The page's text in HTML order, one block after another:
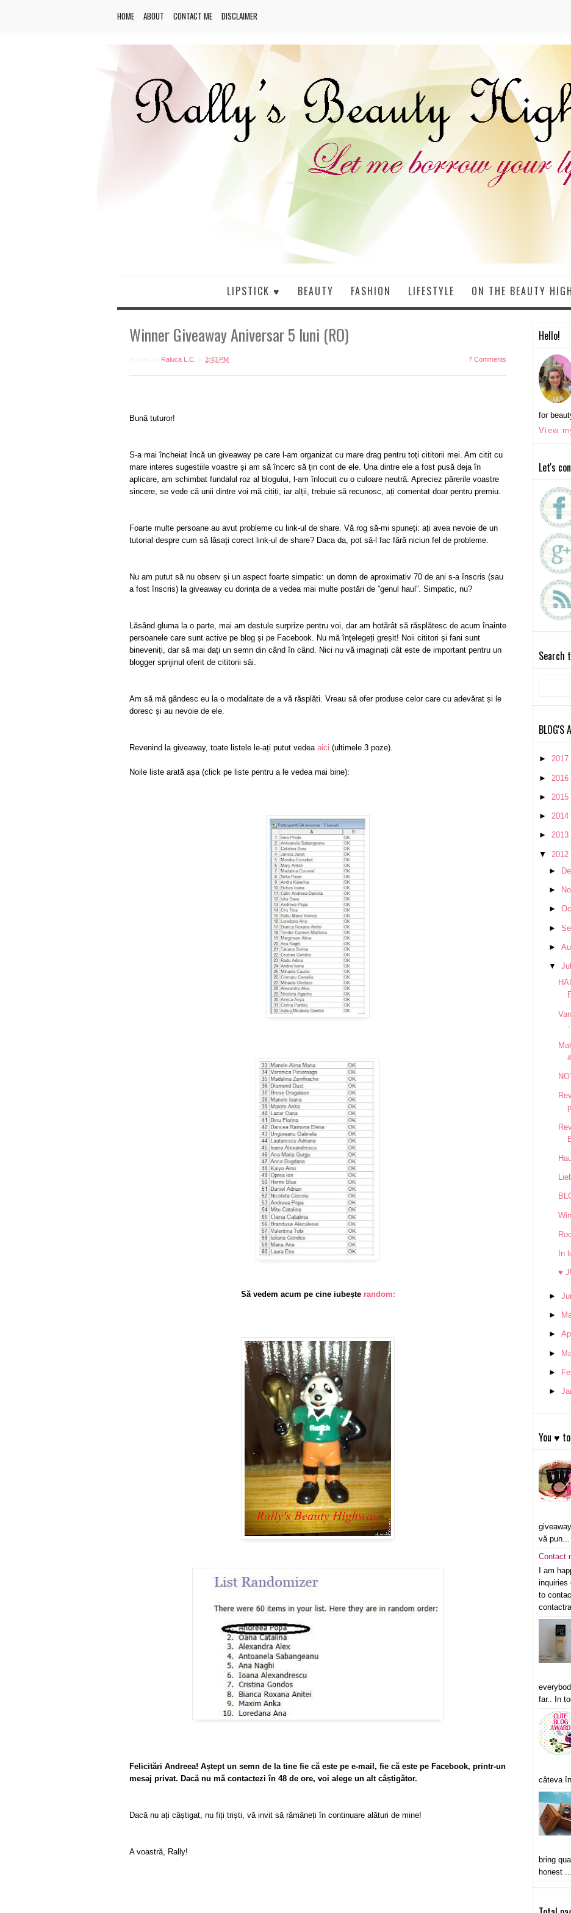
HOME ABOUT CONTACT ME DISCLAIMER
LIPSTICK ♥ BEAUTY FASHION LIFESTYLE ON THE BEAUTY
Winner Giveaway Aniversar 5 luni (RO)
Raluca L.C. 3:43 PM 7 Comments
Bună tuturor!
S-a mai încheiat încă un giveaway pe care l-am organizat cu mare drag pentru toți cititorii mei. Am citit cu
mare interes sugestiile voastre și am să încerc să țin cont de ele. Una dintre ele a fost pusă deja în
aplicare, am schimbat fundalul roz al blogului, l-am înlocuit cu o culoare neutră. Apreciez părerile voastre
sincere, se vede că unii dintre voi mă citiți, iar alții, trebuie să recunosc, ați comentat doar pentru premiu.
Foarte multe persoane au avut probleme cu link-ul de share. Vă rog să-mi spuneți: ați avea nevoie de un
tutorial despre cum să lăsați corect link-ul de share? Daca da, pot să-l fac fără niciun fel de probleme.
Nu am putut să nu observ și un aspect foarte simpatic: un domn de aproximativ 70 de ani s-a înscris (sau
a fost înscris) la giveaway cu dorința de a vedea mai multe postări de ”genul haul”. Simpatic, nu?
Lăsând gluma la o parte, mai am destule surprize pentru voi, dar am hotărât să răsplătesc de acum înainte
persoanele care sunt active pe blog și pe Facebook. Nu mă înțelegeți greșit! Noii cititori și fani sunt
bineveniți, dar să mai dați un semn din când în când. Nici nu vă imaginați cât este de important pentru un
blogger sprijinul oferit de cititorii săi.
Am să mă gândesc eu la o modalitate de a vă răsplăti. Vreau să ofer produse celor care cu adevărat și le
doresc și au nevoie de ele.
Revenind la giveaway, toate listele le-ați putut vedea aici (ultimele 3 poze).
Noile liste arată așa (click pe liste pentru a le vedea mai bine):
Să vedem acum pe cine iubește random:
Felicitări Andreea! Aștept un semn de la tine fie că este pe e-mail, fie că este pe Facebook, printr-un
mesaj privat. Dacă nu mă contactezi în 48 de ore, voi alege un alt câștigător.
Dacă nu ați câștigat, nu fiți triști, vă invit să rămâneți în continuare alături de mine!
A voastră, Rally!
Hello!
for
View
Let's
Search
BLOG'S
► 2017
► 2016
► 2015
► 2014
► 2013
▼ 2012
►
►
►
►
►
▼
In
♥
►
►
►
►
►
►
You ♥
vă pun...
Contact
I am
inquiries
to
far.. In
câteva
bring
honest ...